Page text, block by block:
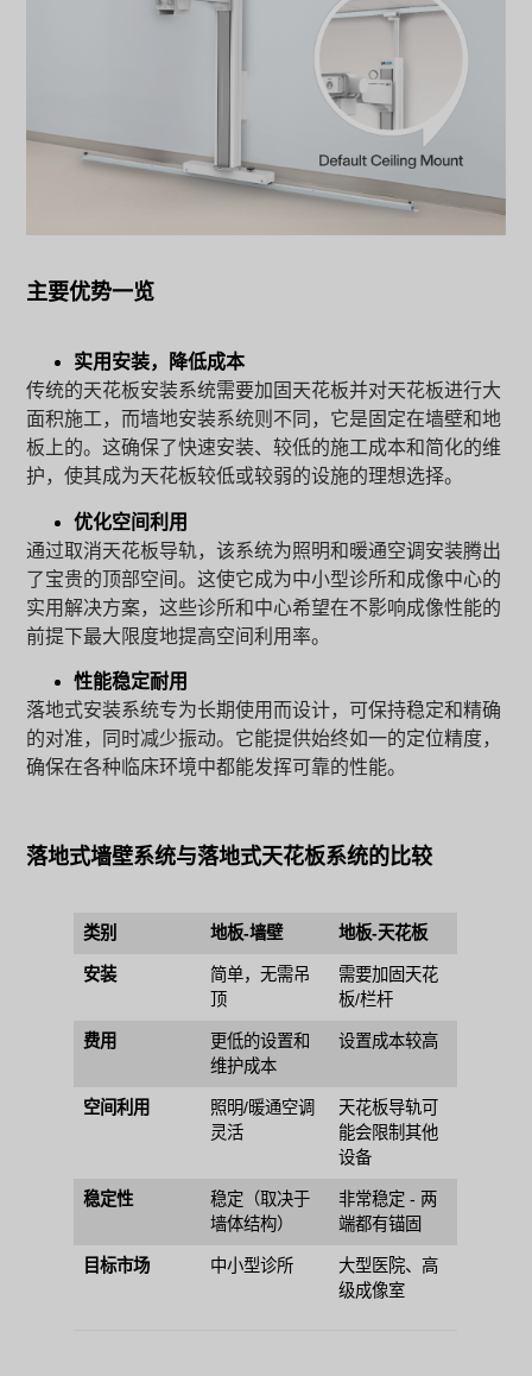
主要优势一览
实用安装，降低成本
传统的天花板安装系统需要加固天花板并对天花板进行大
面积施工，而墙地安装系统则不同，它是固定在墙壁和地
板上的。这确保了快速安装、较低的施工成本和简化的维
护，使其成为天花板较低或较弱的设施的理想选择。
优化空间利用
通过取消天花板导轨，该系统为照明和暖通空调安装腾出
了宝贵的顶部空间。这使它成为中小型诊所和成像中心的
实用解决方案，这些诊所和中心希望在不影响成像性能的
前提下最大限度地提高空间利用率。
性能稳定耐用
落地式安装系统专为长期使用而设计，可保持稳定和精确
的对准，同时减少振动。它能提供始终如一的定位精度，
确保在各种临床环境中都能发挥可靠的性能。
落地式墙壁系统与落地式天花板系统的比较
类别 地板-墙壁 地板-天花板
安装
简单，无需吊
顶
需要加固天花
板/栏杆
费用
更低的设置和
维护成本
设置成本较高
空间利用
照明/暖通空调
灵活
天花板导轨可
能会限制其他
设备
稳定性
稳定（取决于
墙体结构）
非常稳定 - 两
端都有锚固
目标市场 中小型诊所
大型医院、高
级成像室